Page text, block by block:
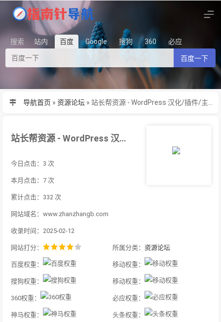
搜索 站内 百度 Google 搜狗 360 必应
百度一下
导航首页 » 资源论坛 »
站长帮资源 - WordPress 汉化/插件/主题/模板
今日点击：3 次
本月点击：7 次
累计点击：332 次
网站域名：www.zhanzhangb.com
收录时间：2025-02-12
网站打分： 所属分类： 资源论坛
百度权重： 移动权重：
搜狗权重： 移动权重：
360权重： 必应权重：
神马权重： 头条权重：